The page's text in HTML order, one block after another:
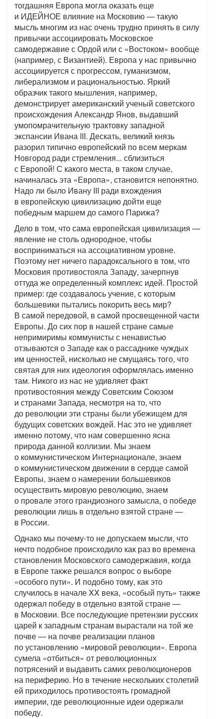
тогдашняя Европа могла оказать еще
и ИДЕЙНОЕ влияние на Московию — такую
мысль многим из нас очень трудно принять в силу
привычки ассоциировать Московское
самодержавие с Ордой или с «Востоком» вообще
(например, с Византией). Европа у нас привычно
ассоциируется с прогрессом, гуманизмом,
либерализмом и рациональностью. Яркий
образчик такого мышления, например,
демонстрирует американский ученый советского
происхождения Александр Янов, выдавший
умопомрачительную трактовку западной
экспансии Ивана III. Дескать, великий князь
разорил типично европейский по всем меркам
Новгород ради стремления... сблизиться
с Европой! С какого места, в таком случае,
начиналась эта «Европа», становится непонятно.
Надо ли было Ивану III ради вхождения
в европейскую цивилизацию дойти еще
победным маршем до самого Парижа?
Дело в том, что сама европейская цивилизация —
явление не столь однородное, чтобы
восприниматься на ассоциативном уровне.
Поэтому нет ничего парадоксального в том, что
Московия противостояла Западу, зачерпнув
оттуда же определенный комплекс идей. Простой
пример: где создавалось учение, с которым
большевики пытались покорить весь мир?
В самой передовой, в самой просвещенной части
Европы. До сих пор в нашей стране самые
непримиримы коммунисты с ненавистью
отзываются о Западе как о рассаднике чуждых
им ценностей, нисколько не смущаясь того, что
святая для них идеология оформлялась именно
там. Никого из нас не удивляет факт
противостояния между Советским Союзом
и странами Запада, несмотря на то, что
до революции эти страны были убежищем для
будущих советских вождей. Нас это не удивляет
именно потому, что нам совершенно ясна
природа данной коллизии. Мы знаем
о коммунистическом Интернационале, знаем
о коммунистическом движении в сердце самой
Европы, знаем о намерении большевиков
осуществить мировую революцию, знаем
о провале этого грандиозного замысла, о победе
революции лишь в отдельно взятой стране —
в России.
Однако мы почему-то не допускаем мысли, что
нечто подобное происходило как раз во времена
становления Московского самодержавия, когда
в Европе также решался вопрос о выборе
«особого пути». И подобно тому, как это
случилось в начале XX века, «особый путь» также
одержал победу в отдельно взятой стране —
в Московии. Все последующие претензии русских
царей к западным странам вырастали на той же
почве — на почве реализации планов
по установлению «мировой революции». Европа
сумела «отбиться» от революционных
потрясений и выдавить самих революционеров
на периферию. Но в течение нескольких столетий
ей приходилось противостоять громадной
империи, где революционные идеи одержали
победу.